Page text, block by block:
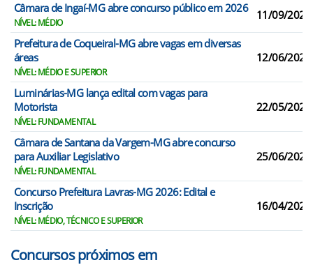
Câmara de Ingaí-MG abre concurso público em 2026
NÍVEL: MÉDIO
11/09/2026
Prefeitura de Coqueiral-MG abre vagas em diversas
áreas
NÍVEL: MÉDIO E SUPERIOR
12/06/2026
Luminárias-MG lança edital com vagas para
Motorista
NÍVEL: FUNDAMENTAL
22/05/2026
Câmara de Santana da Vargem-MG abre concurso
para Auxiliar Legislativo
NÍVEL: FUNDAMENTAL
25/06/2026
Concurso Prefeitura Lavras-MG 2026: Edital e
Inscrição
NÍVEL: MÉDIO, TÉCNICO E SUPERIOR
16/04/2026
Concursos próximos em